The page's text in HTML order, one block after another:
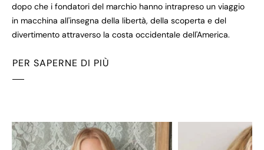
dopo che i fondatori del marchio hanno intrapreso un viaggio
in macchina all'insegna della libertà, della scoperta e del
divertimento attraverso la costa occidentale dell'America.
PER SAPERNE DI PIÙ